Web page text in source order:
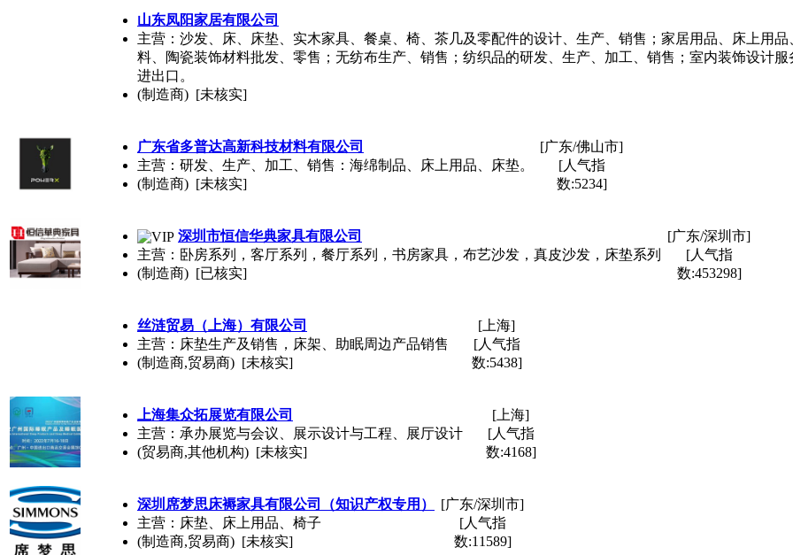
山东凤阳家居有限公司
主营：沙发、床、床垫、实木家具、餐桌、椅、茶几及零配件的设计、生产、销售；家居用品、床上用
料、陶瓷装饰材料批发、零售；无纺布生产、销售；纺织品的研发、生产、加工、销售；室内装饰设计
进出口。
(制造商) [未核实]
广东省多普达高新科技材料有限公司
主营：研发、生产、加工、销售：海绵制品、床上用品、床垫。
(制造商) [未核实]
[广东/佛山市]
[人气指
数:5234]
深圳市恒信华典家具有限公司
主营：卧房系列，客厅系列，餐厅系列，书房家具，布艺沙发，真皮沙发，床垫系列
(制造商) [已核实]
[广东/深圳市]
[人气指
数:453298]
丝涟贸易（上海）有限公司
主营：床垫生产及销售，床架、助眠周边产品销售
(制造商,贸易商) [未核实]
[上海]
[人气指
数:5438]
上海集众拓展览有限公司
主营：承办展览与会议、展示设计与工程、展厅设计
(贸易商,其他机构) [未核实]
[上海]
[人气指
数:4168]
深圳席梦思床褥家具有限公司（知识产权专用）
主营：床垫、床上用品、椅子
(制造商,贸易商) [未核实]
[广东/深圳市]
[人气指
数:11589]